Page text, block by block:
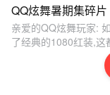
QQ炫舞暑期集碎
亲爱的QQ炫舞玩家:
了经典的1080红装,